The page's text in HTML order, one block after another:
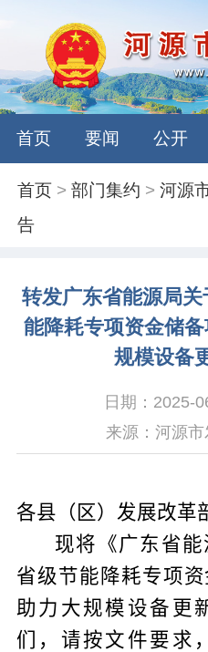
首页 要闻 公开
首页 >部门集约 >河源
告
转发广东省能源局
能降耗专项资金储
规模设备
日期：2025-
来源：河源
各县（区）发展改革
现将《广东省
省级节能降耗专项
助力大规模设备更
们，请按文件要求